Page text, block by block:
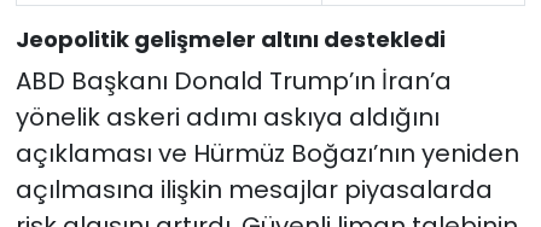
Jeopolitik gelişmeler altını destekledi
ABD Başkanı Donald Trump’ın İran’a
yönelik askeri adımı askıya aldığını
açıklaması ve Hürmüz Boğazı’nın yeniden
açılmasına ilişkin mesajlar piyasalarda